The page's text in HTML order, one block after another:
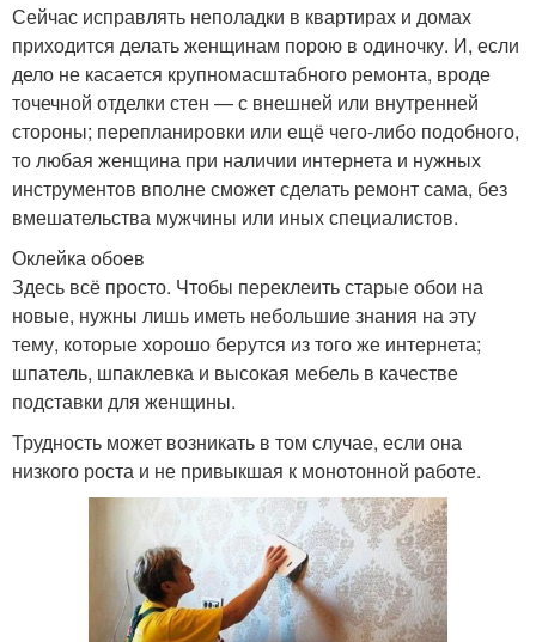
Сейчас исправлять неполадки в квартирах и домах
приходится делать женщинам порою в одиночку. И, если
дело не касается крупномасштабного ремонта, вроде
точечной отделки стен — с внешней или внутренней
стороны; перепланировки или ещё чего-либо подобного,
то любая женщина при наличии интернета и нужных
инструментов вполне сможет сделать ремонт сама, без
вмешательства мужчины или иных специалистов.
Оклейка обоев
Здесь всё просто. Чтобы переклеить старые обои на
новые, нужны лишь иметь небольшие знания на эту
тему, которые хорошо берутся из того же интернета;
шпатель, шпаклевка и высокая мебель в качестве
подставки для женщины.
Трудность может возникать в том случае, если она
низкого роста и не привыкшая к монотонной работе.